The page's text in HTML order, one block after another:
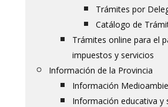
Trámites por
Catálogo de
Trámites online para el
impuestos y servicios
Información de la Provincia
Información
Información educativa y